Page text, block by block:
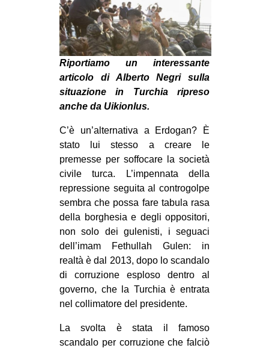
STUDENTI TSUNAMI
ZAM
MILANO
MOBILITAZIONI
SPAZI
MOVIMENTI
AMBIENTE
ANTIFASCISMO
DIRITTO ALL’ABITARE
GENERI
MIGRAZIONI
PRECARIATO
REPRESSIONE
CULTURE
Riportiamo un interessante
articolo di Alberto Negri sulla
situazione in Turchia ripreso
anche da Uikionlus.
C’è un’alternativa a Erdogan? È
stato lui stesso a creare le
premesse per soffocare la società
civile turca. L’impennata della
repressione seguita al controgolpe
sembra che possa fare tabula rasa
della borghesia e degli oppositori,
non solo dei gulenisti, i seguaci
dell’imam Fethullah Gulen: in
realtà è dal 2013, dopo lo scandalo
di corruzione esploso dentro al
governo, che la Turchia è entrata
nel collimatore del presidente.
La svolta è stata il famoso
scandalo per corruzione che falciò